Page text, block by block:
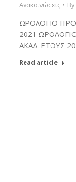
Ανακοινώσεις By
ΩΡΟΛΟΓΙΟ
2021
ΑΚΑΔ. ΕΤΟΥΣ
Read article